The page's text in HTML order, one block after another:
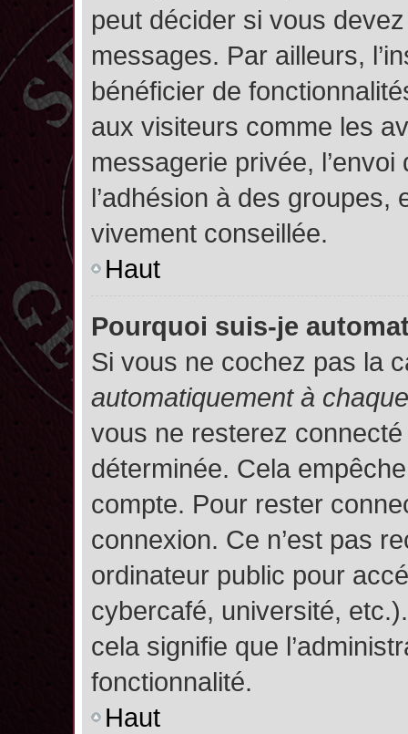
peut décider si vous
messages. Par ailleurs,
bénéficier de
aux visiteurs comme les
messagerie privée,
l’adhésion à des groupes,
vivement conseillée.
Haut
Pourquoi suis-je
Si vous ne cochez pas la
automatiquement à
vous ne resterez
déterminée. Cela
compte. Pour rester
connexion. Ce n’est pas
ordinateur public pour
cybercafé, université,
cela signifie que
fonctionnalité.
Haut